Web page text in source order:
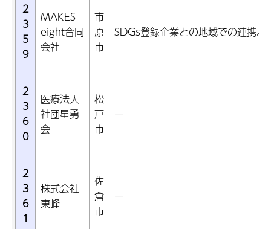
2
3
5
9
MAKES
eight合同
会社
市
原
市
SDGs登録企業との地域での連携。
2
3
6
0
医療法人
社団星勇
会
松
戸
市
ー
2
3
6
1
株式会社
東峰
佐
倉
市
ー